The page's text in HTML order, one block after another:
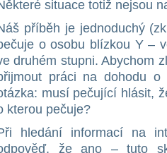
situace totiž nejsou
příběh je jednoduchý
o osobu blízkou Y –
druhém stupni. Abychom
práci na dohodu o
musí pečující hlásit,
kterou pečuje?
hledání informací na
že ano – tuto